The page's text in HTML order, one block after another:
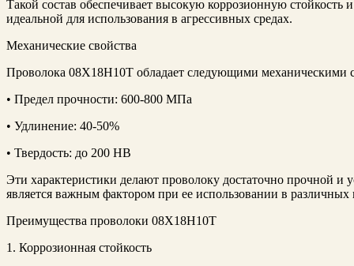
Такой состав обеспечивает высокую коррозионную стойкость
идеальной для использования в агрессивных средах.
Механические свойства
Проволока 08Х18Н10Т обладает следующими механическими
• Предел прочности: 600-800 МПа
• Удлинение: 40-50%
• Твердость: до 200 HB
Эти характеристики делают проволоку достаточно прочной
является важным фактором при ее использовании в различных
Преимущества проволоки 08Х18Н10Т
1. Коррозионная стойкость